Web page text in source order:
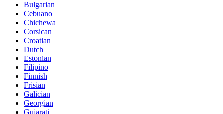
Bulgarian
Cebuano
Chichewa
Corsican
Croatian
Dutch
Estonian
Filipino
Finnish
Frisian
Galician
Georgian
Gujarati